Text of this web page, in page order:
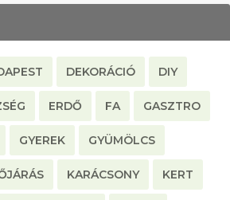
DEKORÁCIÓ DIY
ERDŐ FA GASZTRO
GYEREK GYÜMÖLCS
KARÁCSONY KERT